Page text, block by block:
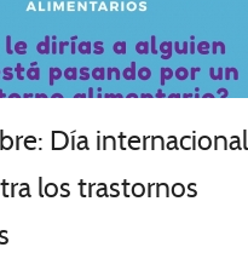
Día
los trastornos